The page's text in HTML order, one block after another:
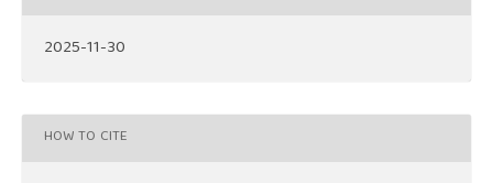
2025-11-30
HOW TO CITE